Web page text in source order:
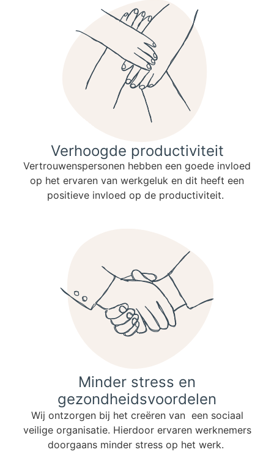
Verhoogde productiviteit
Vertrouwenspersonen hebben een goede invloed
op het ervaren van werkgeluk en dit heeft een
positieve invloed op de productiviteit.
Minder stress en
gezondheidsvoordelen
Wij ontzorgen bij het creëren van een sociaal
veilige organisatie. Hierdoor ervaren werknemers
doorgaans minder stress op het werk.